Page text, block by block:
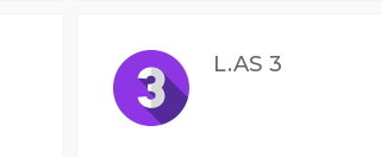
L.AS 3